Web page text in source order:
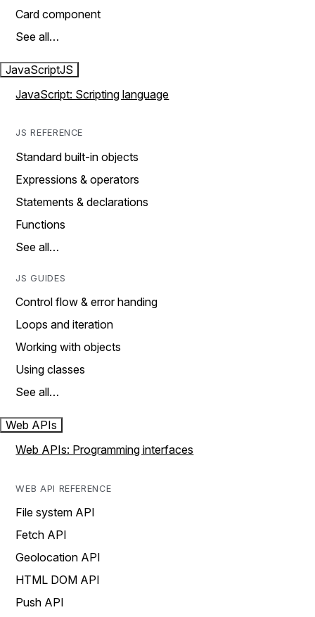
Card component
See all…
JavaScriptJS
JavaScript: Scripting language
JS REFERENCE
Standard built-in objects
Expressions & operators
Statements & declarations
Functions
See all…
JS GUIDES
Control flow & error handing
Loops and iteration
Working with objects
Using classes
See all…
Web APIs
Web APIs: Programming interfaces
WEB API REFERENCE
File system API
Fetch API
Geolocation API
HTML DOM API
Push API